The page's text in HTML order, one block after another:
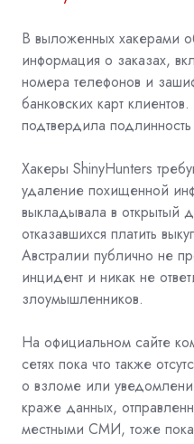
В выложенных хакерами
информация о заказах,
номера телефонов и
банковских карт
подтвердила
Хакеры ShinyHunters
удаление похищенной
выкладывала в открытый
отказавшихся платить
Австралии публично не
инцидент и никак не
злоумышленников.
На официальном сайте
сетях пока что также
о взломе или
краже данных,
местными СМИ, тоже пока